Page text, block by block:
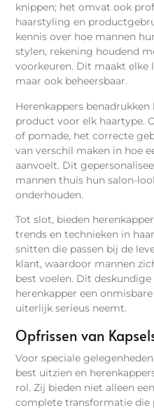
knippen; het omvat ook
haarstyling en
kennis over hoe mannen
stylen, rekening houdend
voorkeuren. Dit maakt elke
maar ook beheersbaar.
Herenkappers
product voor elk haartype.
of pomade, het correcte
van verschil maken in hoe
aanvoelt. Dit
mannen thuis hun salon-
onderhouden.
Tot slot, bieden
trends en technieken in
snitten die passen bij de
klant, waardoor mannen
best voelen. Dit
herenkapper een
uiterlijk serieus neemt.
Opfrissen van
Voor speciale
best uitzien en
rol. Zij bieden niet alleen
complete transformatie die